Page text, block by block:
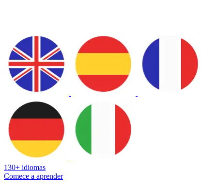
130+ idiomas
Comece a aprender